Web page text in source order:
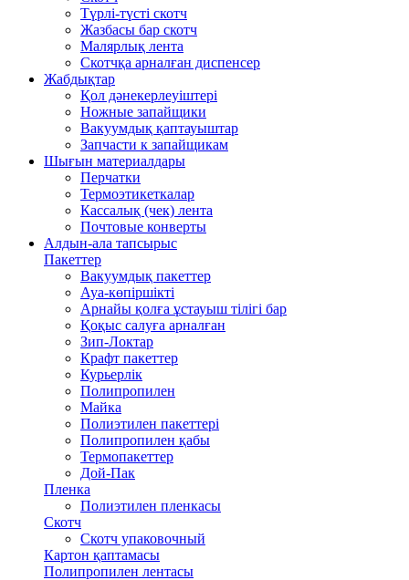
Түрлі-түсті скотч
Жазбасы бар скотч
Малярлық лента
Скотчқа арналған диспенсер
Жабдықтар
Қол дәнекерлеуіштері
Ножные запайщики
Вакуумдық қаптауыштар
Запчасти к запайщикам
Шығын материалдары
Перчатки
Термоэтикеткалар
Кассалық (чек) лента
Почтовые конверты
Алдын-ала тапсырыс
Пакеттер
Вакуумдық пакеттер
Ауа-көпіршікті
Арнайы қолға ұстауыш тілігі бар
Қоқыс салуға арналған
Зип-Локтар
Крафт пакеттер
Курьерлік
Полипропилен
Майка
Полиэтилен пакеттері
Полипропилен қабы
Термопакеттер
Дой-Пак
Пленка
Полиэтилен пленкасы
Скотч
Скотч упаковочный
Картон қаптамасы
Полипропилен лентасы